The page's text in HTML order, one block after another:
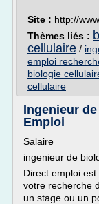
Site : http://
Thèmes liés :
cellulaire /
emploi
biologie
cellulaire
Ingenieur
Emploi
Salaire
ingenieur de
Direct emploi
votre recherche
un stage ou un